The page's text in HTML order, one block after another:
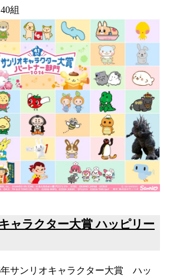
組
ャラクター大賞 ハッピリー
サンリオキャラクター大賞 ハッ